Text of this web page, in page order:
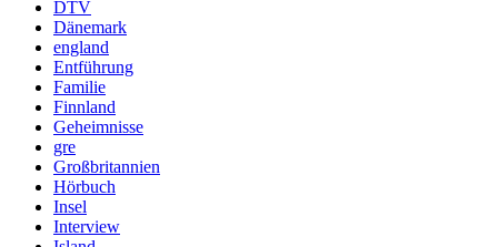
DTV
Dänemark
england
Entführung
Familie
Finnland
Geheimnisse
gre
Großbritannien
Hörbuch
Insel
Interview